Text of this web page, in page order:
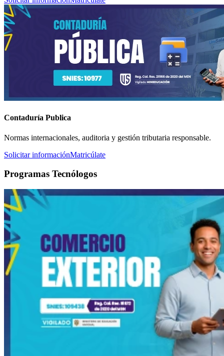
Contaduría Publica
Normas internacionales, auditoria y gestión tributaria responsable.
Solicitar informaciónMatricúlate
Programas Tecnólogos